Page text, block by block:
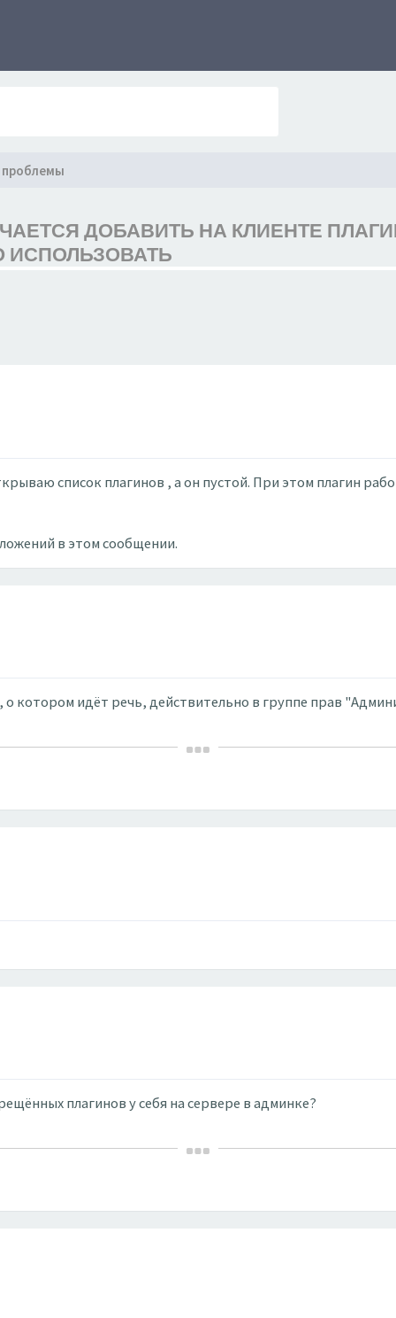
ДОБАВИТЬ НА КЛИЕНТЕ
ИСПОЛЬЗОВАТЬ
список плагинов , а он пустой. При этом плагин
в этом сообщении.
о котором идёт речь, действительно в группе прав
плагинов у себя на сервере в админке?